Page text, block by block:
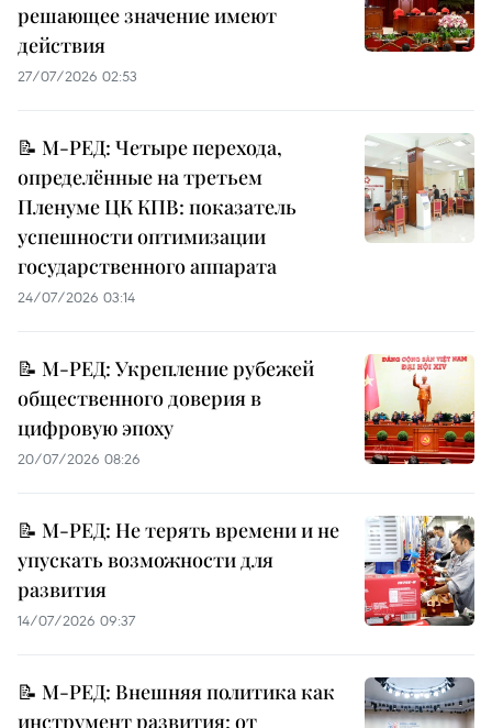
решающее значение имеют
действия
27/07/2026 02:53
📝 М-РЕД: Четыре перехода,
определённые на третьем
Пленуме ЦК КПВ: показатель
успешности оптимизации
государственного аппарата
24/07/2026 03:14
📝 М-РЕД: Укрепление рубежей
общественного доверия в
цифровую эпоху
20/07/2026 08:26
📝 М-РЕД: Не терять времени и не
упускать возможности для
развития
14/07/2026 09:37
📝 М-РЕД: Внешняя политика как
инструмент развития: от